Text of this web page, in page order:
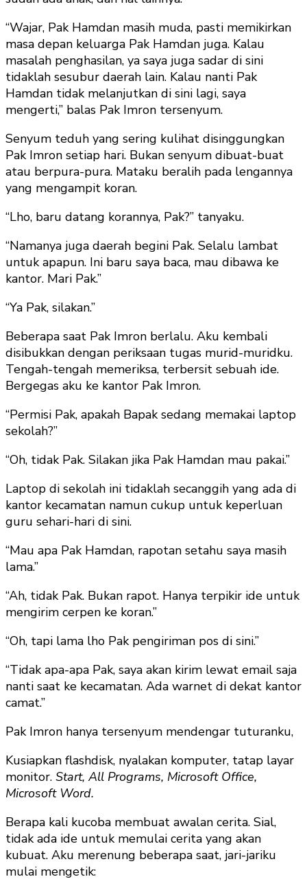
“Wajar, Pak Hamdan masih muda, pasti memikirkan
masa depan keluarga Pak Hamdan juga. Kalau
masalah penghasilan, ya saya juga sadar di sini
tidaklah sesubur daerah lain. Kalau nanti Pak
Hamdan tidak melanjutkan di sini lagi, saya
mengerti,” balas Pak Imron tersenyum.
Senyum teduh yang sering kulihat disinggungkan
Pak Imron setiap hari. Bukan senyum dibuat-buat
atau berpura-pura. Mataku beralih pada lengannya
yang mengampit koran.
“Lho, baru datang korannya, Pak?” tanyaku.
“Namanya juga daerah begini Pak. Selalu lambat
untuk apapun. Ini baru saya baca, mau dibawa ke
kantor. Mari Pak.”
“Ya Pak, silakan.”
Beberapa saat Pak Imron berlalu. Aku kembali
disibukkan dengan periksaan tugas murid-muridku.
Tengah-tengah memeriksa, terbersit sebuah ide.
Bergegas aku ke kantor Pak Imron.
“Permisi Pak, apakah Bapak sedang memakai laptop
sekolah?”
“Oh, tidak Pak. Silakan jika Pak Hamdan mau pakai.”
Laptop di sekolah ini tidaklah secanggih yang ada di
kantor kecamatan namun cukup untuk keperluan
guru sehari-hari di sini.
“Mau apa Pak Hamdan, rapotan setahu saya masih
lama.”
“Ah, tidak Pak. Bukan rapot. Hanya terpikir ide untuk
mengirim cerpen ke koran.”
“Oh, tapi lama lho Pak pengiriman pos di sini.”
“Tidak apa-apa Pak, saya akan kirim lewat email saja
nanti saat ke kecamatan. Ada warnet di dekat kantor
camat.”
Pak Imron hanya tersenyum mendengar tuturanku,
Kusiapkan flashdisk, nyalakan komputer, tatap layar
monitor. Start, All Programs, Microsoft Office,
Microsoft Word.
Berapa kali kucoba membuat awalan cerita. Sial,
tidak ada ide untuk memulai cerita yang akan
kubuat. Aku merenung beberapa saat, jari-jariku
mulai mengetik: